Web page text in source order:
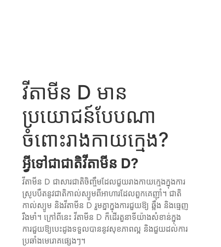
វីតាមីន D មាន
ប្រយោជន៍បែបណា
ចំពោះរាងកាយក្មេង?
អ្វីទៅជាជាតិវីតាមីន D?
វីតាមីន D ជាសារជាតិចិញ្ចឹមដែលជួយរាងកាយក្មេងក្នុងការ
ស្រូបបឺតនូវជាតិកាល់ស្យូមពីអាហារដែលពួកគេញ៉ាំ។ ជាតិ
កាល់ស្យូម និងវីតាមីន D រួមគ្នាក្នុងការជួយឱ្យ ឆ្អឹង និងធ្មេញ
រឹងមាំ។ ក្រៅពីនេះ វីតាមីន D ក៏ដើរតួនាទីយ៉ាងសំខាន់ក្នុង
ការជួយឱ្យបេះដូងទទួលបាននូវសុខភាពល្អ និងជួយដល់ការ
ប្រឆាំងមេរោគផ្សេងៗ។